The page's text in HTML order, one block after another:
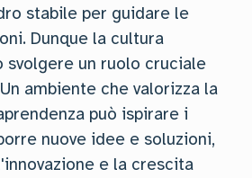
stabile per guidare le
Dunque la cultura
svolgere un ruolo cruciale
ambiente che valorizza la
può ispirare i
nuove idee e soluzioni,
e la crescita